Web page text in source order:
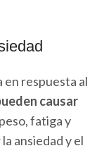
en respuesta al
causar
fatiga y
ansiedad y el